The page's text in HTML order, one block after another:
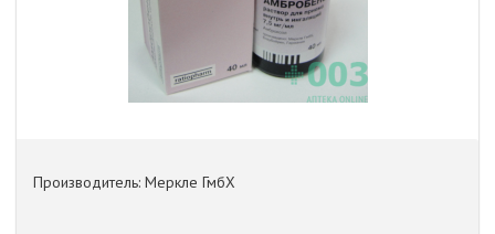
Производитель: Меркле ГмбХ